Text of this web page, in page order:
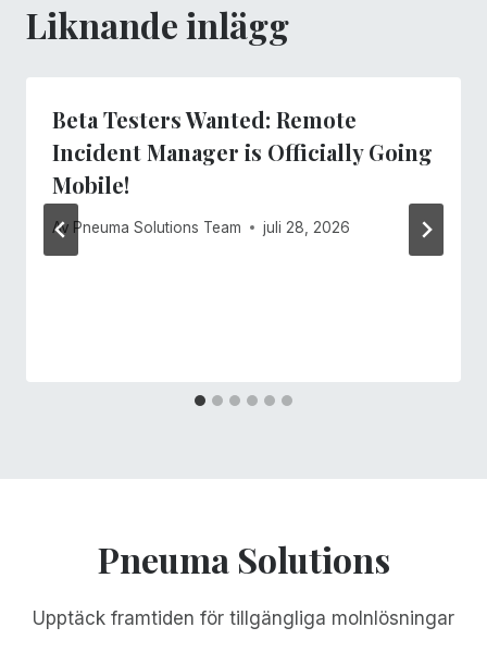
Liknande inlägg
Beta Testers Wanted: Remote
Incident Manager is Officially Going
Mobile!
Av Pneuma Solutions Team juli 28, 2026
Pneuma Solutions
Upptäck framtiden för tillgängliga molnlösningar